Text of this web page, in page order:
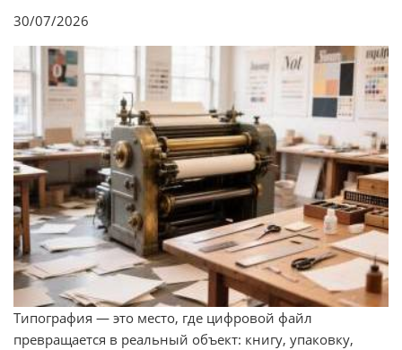
30/07/2026
Типография — это место, где цифровой файл
превращается в реальный объект: книгу, упаковку,